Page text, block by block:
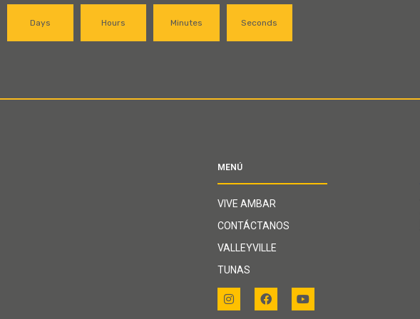
Days Hours Minutes Seconds
MENÚ
VIVE AMBAR
CONTÁCTANOS
VALLEYVILLE
TUNAS